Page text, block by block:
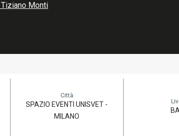
Monti
Città
SPAZIO EVENTI UNISVET -
MILANO